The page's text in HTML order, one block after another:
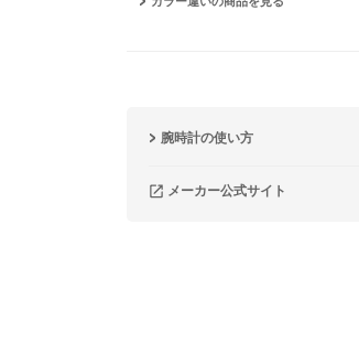
腕時計の使い方
メーカー公式サイト